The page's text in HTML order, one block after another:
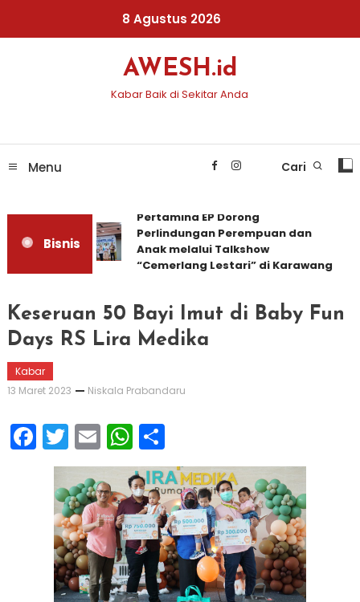
8 Agustus 2026
AWESH.id
Kabar Baik di Sekitar Anda
Menu Cari
Bisnis
Pertamina EP Dorong
Perlindungan Perempuan dan
Anak melalui Talkshow
“Cemerlang Lestari” di Karawang
Keseruan 50 Bayi Imut di Baby Fun
Days RS Lira Medika
Kabar
13 Maret 2023
Niskala Prabandaru
Facebook
Twitter
EmailWhatsApp
Share